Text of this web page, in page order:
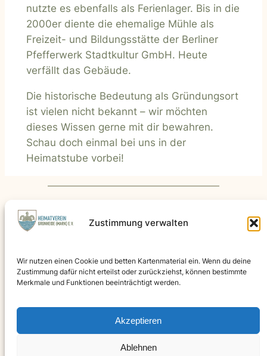
Zustimmung verwalten
Wir nutzen einen Cookie und betten Kartenmaterial ein. Wenn du deine
Zustimmung dafür nicht erteilst oder zurückziehst, können bestimmte
Merkmale und Funktionen beeinträchtigt werden.
Akzeptieren
Ablehnen
nutzte es ebenfalls als Ferienlager. Bis in die
2000er diente die ehemalige Mühle als
Freizeit- und Bildungsstätte der Berliner
Pfefferwerk Stadtkultur GmbH. Heute
verfällt das Gebäude.
Die historische Bedeutung als Gründungsort
ist vielen nicht bekannt – wir möchten
dieses Wissen gerne mit dir bewahren.
Schau doch einmal bei uns in der
Heimatstube vorbei!
← Vorherige:
Fangschleuse
Nächste:Der
Rostoski →
Der Heimatverein Grünheide (Mark e.v.) freut sich über
DE22 1705 5050 3392 0200 60